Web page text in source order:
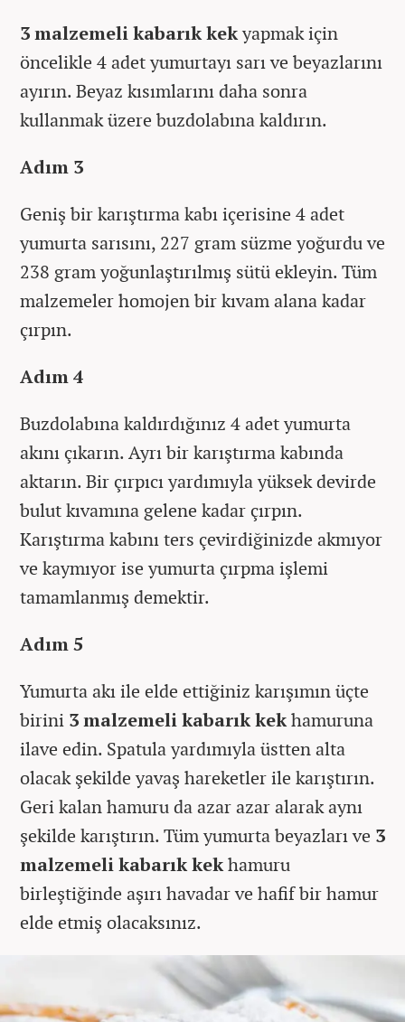
3 malzemeli kabarık kekyapmak için
öncelikle 4 adet yumurtayı sarı ve beyazlarını
ayırın. Beyaz kısımlarını daha sonra
kullanmak üzere buzdolabına kaldırın.
Adım 3
Geniş bir karıştırma kabı içerisine 4 adet
yumurta sarısını, 227 gram süzme yoğurdu ve
238 gram yoğunlaştırılmış sütü ekleyin. Tüm
malzemeler homojen bir kıvam alana kadar
çırpın.
Adım 4
Buzdolabına kaldırdığınız 4 adet yumurta
akını çıkarın. Ayrı bir karıştırma kabında
aktarın. Bir çırpıcı yardımıyla yüksek devirde
bulut kıvamına gelene kadar çırpın.
Karıştırma kabını ters çevirdiğinizde akmıyor
ve kaymıyor ise yumurta çırpma işlemi
tamamlanmış demektir.
Adım 5
Yumurta akı ile elde ettiğiniz karışımın üçte
birini 3 malzemeli kabarık kekhamuruna
ilave edin. Spatula yardımıyla üstten alta
olacak şekilde yavaş hareketler ile karıştırın.
Geri kalan hamuru da azar azar alarak aynı
şekilde karıştırın. Tüm yumurta beyazları ve 3
malzemeli kabarık kekhamuru
birleştiğinde aşırı havadar ve hafif bir hamur
elde etmiş olacaksınız.